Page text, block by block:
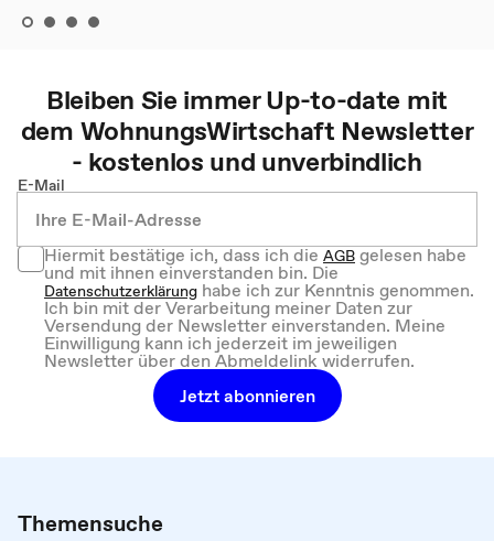
Bleiben Sie immer Up-to-date mit
dem WohnungsWirtschaft Newsletter
- kostenlos und unverbindlich
E-Mail
Hiermit bestätige ich, dass ich dieAGBgelesen habe
und mit ihnen einverstanden bin. Die
Datenschutzerklärung habe ich zur Kenntnis genommen.
Ich bin mit der Verarbeitung meiner Daten zur
Versendung der Newsletter einverstanden. Meine
Einwilligung kann ich jederzeit im jeweiligen
Newsletter über den Abmeldelink widerrufen.
Jetzt abonnieren
Themensuche